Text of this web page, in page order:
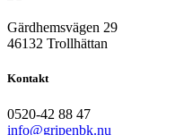
Gärdhemsvägen 29
46132 Trollhättan
Kontakt
0520-42 88 47
info@gripenbk.nu